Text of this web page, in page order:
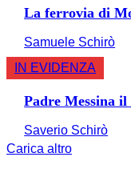
La ferrovia di
Samuele Schirò
IN EVIDENZA
Padre Messina
Saverio Schirò
Carica altro